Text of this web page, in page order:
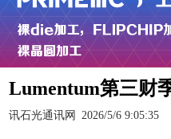
Lumentum第三财
讯石光通讯网 2026/5/6 9:05:35